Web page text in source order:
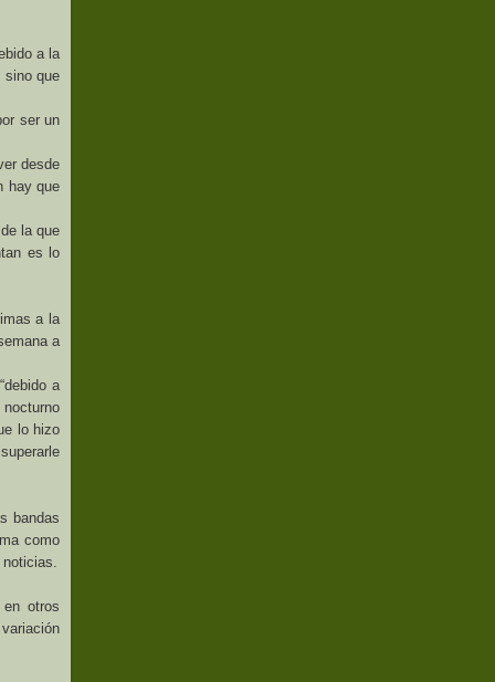
a la
sino que
ser un
desde
hay que
la que
es lo
a la
a
a
lo hizo
bandas
como
otros